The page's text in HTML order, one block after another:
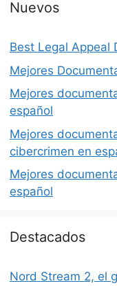
Nuevos
Best Legal Appeal
Mejores
Mejores
español
Mejores
cibercrimen en
Mejores
español
Destacados
Nord Stream 2, el